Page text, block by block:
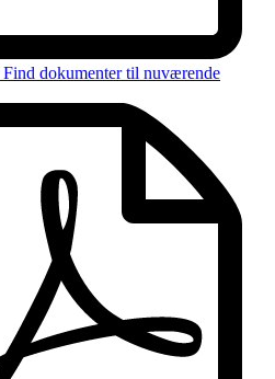
Find dokumenter til nuværende